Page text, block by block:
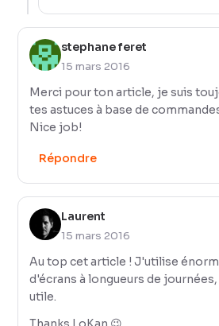
stephane feret
15 mars 2016
Merci pour ton article, je suis
tes astuces à base de
Nice job!
Répondre
Laurent
15 mars 2016
Au top cet article ! J'utilise
d'écrans à longueurs de
utile.